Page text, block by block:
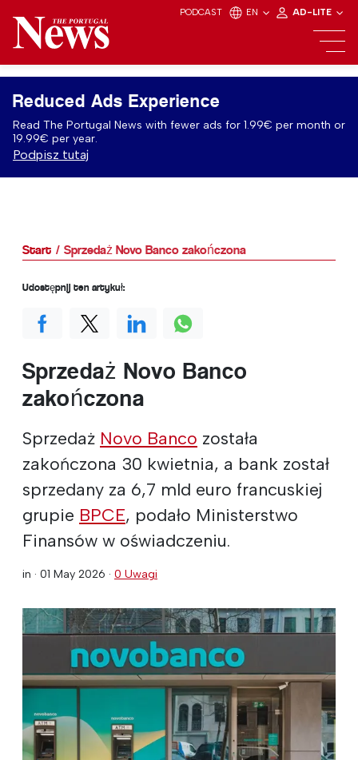
PODCAST EN AD-LITE
Reduced Ads Experience
Read The Portugal News with fewer ads for 1.99€ per month or
19.99€ per year.
Podpisz tutaj
Start Sprzedaż Novo Banco zakończona
Sprzedaż Novo Banco
zakończona
Sprzedaż Novo Banco została
zakończona 30 kwietnia, a bank został
sprzedany za 6,7 mld euro francuskiej
grupie BPCE, podało Ministerstwo
Finansów w oświadczeniu.
in · 01 May 2026 · 0 Uwagi
Udostępnij ten artykuł: